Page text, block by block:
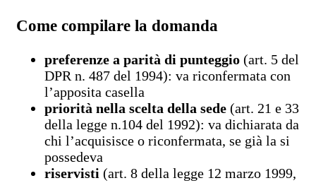
Come compilare la domanda
preferenze a parità di punteggio (art. 5 del
DPR n. 487 del 1994): va riconfermata con
l’apposita casella
priorità nella scelta della sede (art. 21 e 33
della legge n.104 del 1992): va dichiarata da
chi l’acquisisce o riconfermata, se già la si
possedeva
riservisti (art. 8 della legge 12 marzo 1999,